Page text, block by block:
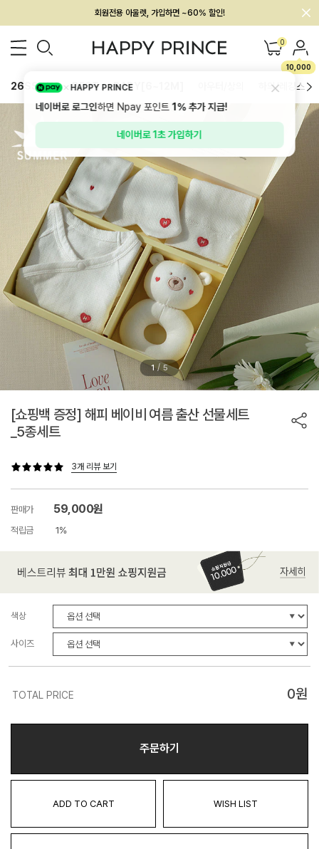
회원전용 아울렛, 가입하면 ~60% 할인!
0
10,000
26SS 신상 BEST BABY[6~12M] 하의/레깅스
1 / 5
[쇼핑백 증정] 해피 베이비 여름 출산 선물세트
_5종세트
3개 리뷰 보기
판매가 59,000원
적립금 1%
색상
사이즈
TOTAL PRICE 0원
주문하기
ADD TO CART WISH LIST
HAPPY PRINCE
네이버로 로그인하면 Npay 포인트1%추가 지급!
네이버로 1초 가입하기